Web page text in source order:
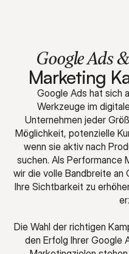
Google Ads &
Marketing
Google Ads hat sich
Werkzeuge im
Unternehmen jeder
Möglichkeit, potenzielle
wenn sie aktiv nach
suchen. Als Performance
wir die volle Bandbreite
Ihre Sichtbarkeit zu
Die Wahl der richtigen
den Erfolg Ihrer Google